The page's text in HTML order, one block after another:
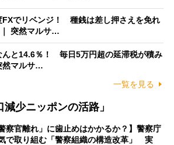
FXでリベンジ！ 種銭は差し押さえを免れ
突然マルサ…
んと14.6％！ 毎日5万円超の延滞税が積み
然マルサ…
一覧を見る
少ニッポンの活路」
警察官離れ」に歯止めはかかるか？】警察庁
で取り組む「警察組織の構造改革」 実